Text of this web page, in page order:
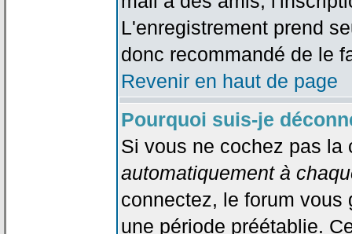
L'enregistrement prend
donc recommandé de le
Revenir en haut de page
Pourquoi suis-je
Si vous ne cochez pas
automatiquement à
connectez, le forum vous
une période préétablie.